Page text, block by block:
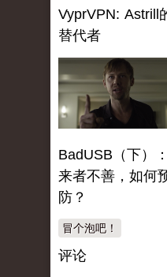
VyprVPN: Astrill
替代者
BadUSB（下）：
来者不善，如何
防？
冒个泡吧！
评论